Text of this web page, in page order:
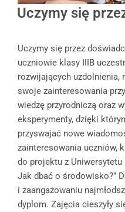
Uczymy się
Uczymy się przez
uczniowie klasy IIIB
rozwijających
swoje zainteresowania
wiedzę przyrodniczą oraz
eksperymenty, dzięki
przyswajać nowe
zainteresowania uczniów,
do projektu z Uniwersytetu
Jak dbać o środowisko?”
i zaangażowaniu
dyplom. Zajęcia cieszyły